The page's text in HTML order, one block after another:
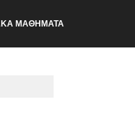
ΜΑΘΗΜΑΤΑ